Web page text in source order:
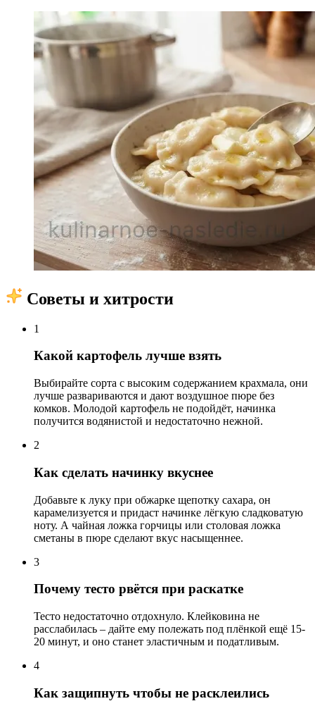
Советы и хитрости
1
Какой картофель лучше взять
Выбирайте сорта с высоким содержанием крахмала, они
лучше развариваются и дают воздушное пюре без
комков. Молодой картофель не подойдёт, начинка
получится водянистой и недостаточно нежной.
2
Как сделать начинку вкуснее
Добавьте к луку при обжарке щепотку сахара, он
карамелизуется и придаст начинке лёгкую сладковатую
ноту. А чайная ложка горчицы или столовая ложка
сметаны в пюре сделают вкус насыщеннее.
3
Почему тесто рвётся при раскатке
Тесто недостаточно отдохнуло. Клейковина не
расслабилась – дайте ему полежать под плёнкой ещё 15-
20 минут, и оно станет эластичным и податливым.
4
Как защипнуть чтобы не расклеились